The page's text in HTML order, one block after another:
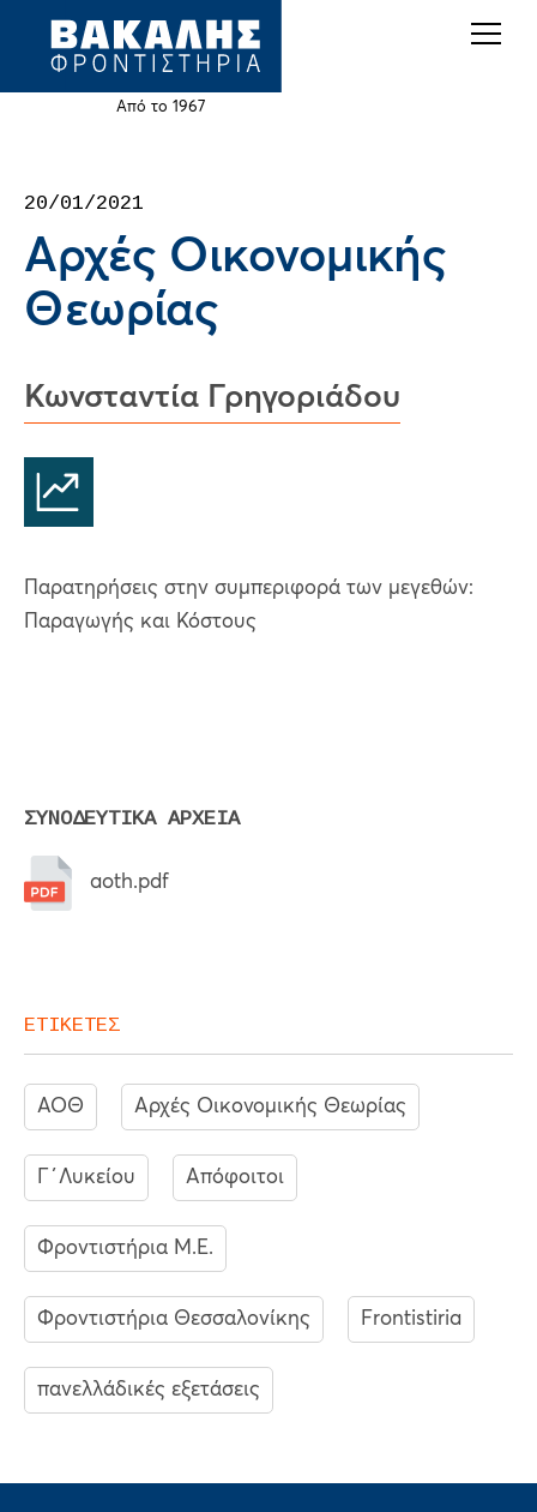
Jump
Από το 1967
top
20/01/2021
Αρχές Οικονομικής
Θεωρίας
Κωνσταντία Γρηγοριάδου
Παρατηρήσεις στην συμπεριφορά των μεγεθών:
Παραγωγής και Κόστους
ΣΥΝΟΔΕΥΤΙΚΑ ΑΡΧΕΙΑ
aoth.pdf
ΕΤΙΚΕΤΕΣ
ΑΟΘ Αρχές Οικονομικής Θεωρίας
Γ΄Λυκείου Απόφοιτοι
Φροντιστήρια Μ.Ε.
Φροντιστήρια Θεσσαλονίκης Frontistiria
πανελλάδικές εξετάσεις